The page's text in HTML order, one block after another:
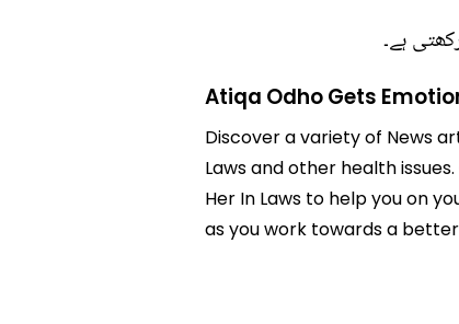
ہے۔
Atiqa Odho Gets
Discover a variety of News
Laws and other health
Her In Laws to help you on
as you work towards a